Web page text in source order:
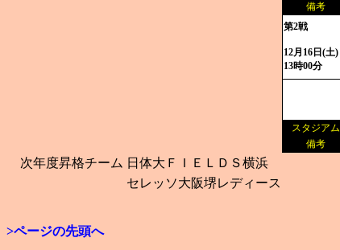
備考
第2戦
12月16日(土)
13時00分
スタジアム
備考
次年度昇格チーム 日体大ＦＩＥＬＤＳ横浜
セレッソ大阪堺レディース
>ページの先頭へ